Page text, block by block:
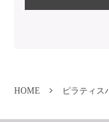
ヨガ、産後ヨガ
HOME ピラティス